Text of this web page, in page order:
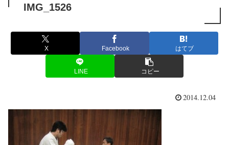
IMG_1526
X Facebook はてブ
LINE コピー
2014.12.04